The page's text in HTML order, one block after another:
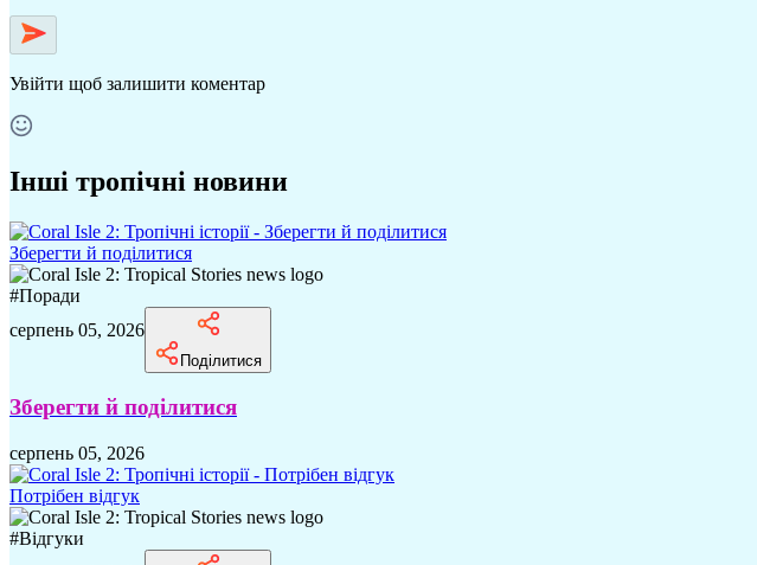
Увійти щоб залишити коментар
Інші тропічні новини
Зберегти й поділитися
#Поради
серпень 05, 2026
Поділитися
Зберегти й поділитися
серпень 05, 2026
Потрібен відгук
#Відгуки